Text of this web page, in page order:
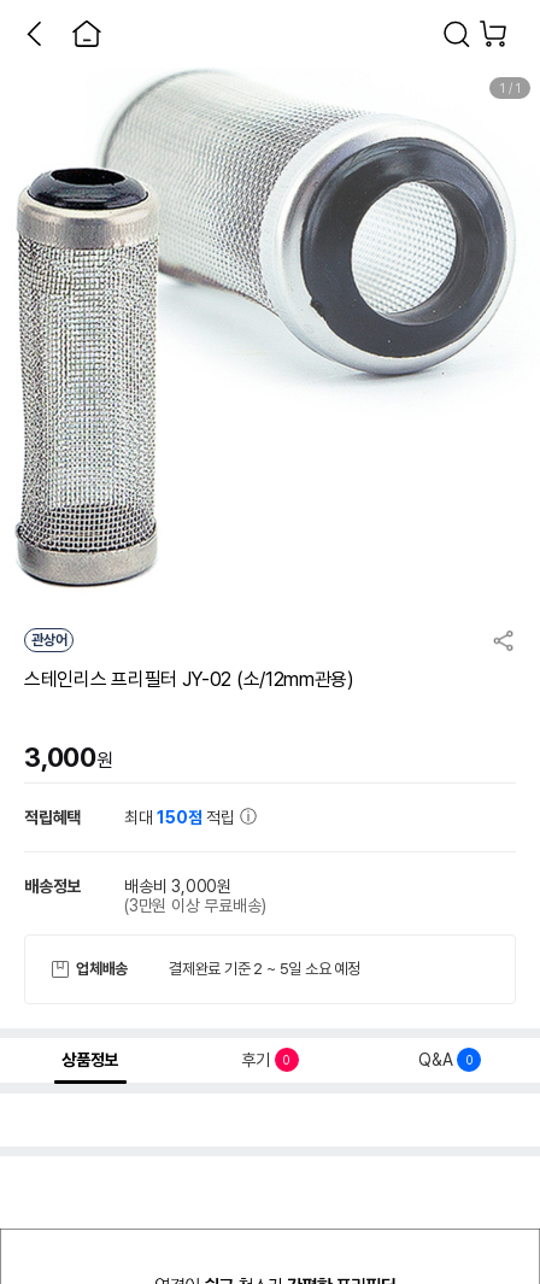
1 / 1
관상어
스테인리스 프리필터 JY-02 (소/12mm관용)
3,000원
적립혜택 최대150점 적립
배송정보
배송비 3,000원
(3만원 이상 무료배송)
업체배송 결제완료 기준 2 ~ 5일 소요 예정
상품정보 후기 0 Q&A 0